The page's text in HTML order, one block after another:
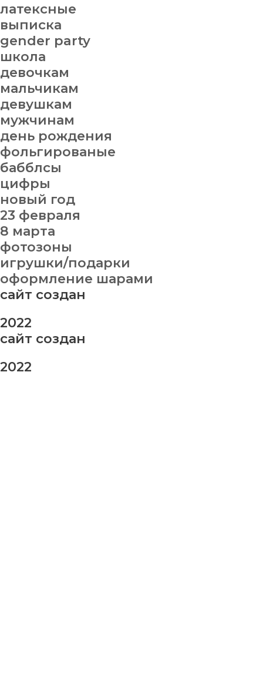
латексные
выписка
gender party
школа
девочкам
мальчикам
девушкам
мужчинам
день рождения
фольгированые
бабблсы
цифры
новый год
23 февраля
8 марта
фотозоны
игрушки/подарки
оформление шарами
сайт создан
2022
сайт создан
2022